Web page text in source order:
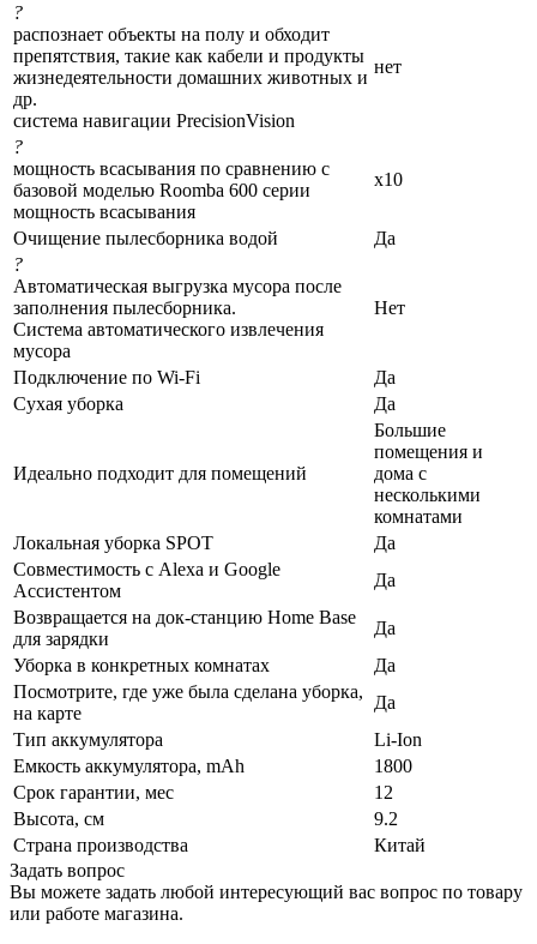
?
распознает объекты на полу и обходит
препятствия, такие как кабели и продукты
жизнедеятельности домашних животных и
др.
система навигации PrecisionVision
нет
?
мощность всасывания по сравнению с
базовой моделью Roomba 600 серии
мощность всасывания
x10
Очищение пылесборника водой
Да
?
Автоматическая выгрузка мусора после
заполнения пылесборника.
Система автоматического извлечения
мусора
Нет
Подключение по Wi-Fi
Да
Сухая уборка
Да
Идеально подходит для помещений
Большие
помещения и
дома с
несколькими
комнатами
Локальная уборка SPOT
Да
Совместимость с Alexa и Google
Ассистентом
Да
Возвращается на док-станцию Home Base
для зарядки
Да
Уборка в конкретных комнатах
Да
Посмотрите, где уже была сделана уборка,
на карте
Да
Тип аккумулятора
Li-Ion
Емкость аккумулятора, mAh
1800
Срок гарантии, мес
12
Высота, см
9.2
Страна производства
Китай
Задать вопрос
Вы можете задать любой интересующий вас вопрос по товару
или работе магазина.